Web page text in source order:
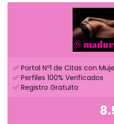
✅ Portal Nº1 de Citas con
✅ Perfiles 100% Verificados
✅ Registro Gratuito